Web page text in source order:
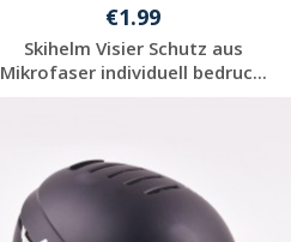
€1.99
Skihelm Visier Schutz aus
Mikrofaser individuell bedruc...